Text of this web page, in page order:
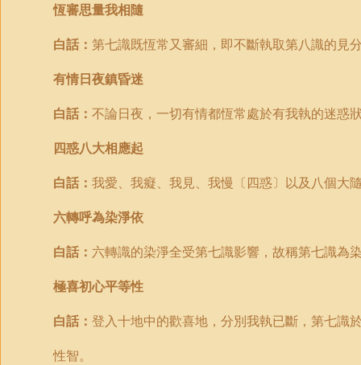
恆審思量我相隨
白話： 第七識既恆常又審細，即不斷執取第八識的見
有情日夜鎮昏迷
白話： 不論日夜，一切有情都恆常處於有我執的迷惑
四惑八大相應起
白話： 我愛、我癡、我見、我慢〔四惑〕以及八個大
六轉呼為染淨依
白話： 六轉識的染淨全受第七識影響，故稱第七識為
極喜初心平等性
白話： 登入十地中的歡喜地，分別我執已斷，第七識
性智。